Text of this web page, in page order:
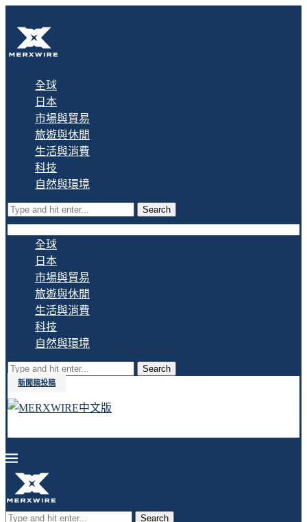
全球
日本
市場與貿易
旅遊與休閒
生活與消費
科技
自然與環境
Search
全球
日本
市場與貿易
旅遊與休閒
生活與消費
科技
自然與環境
Search
新聞稿投稿
Search